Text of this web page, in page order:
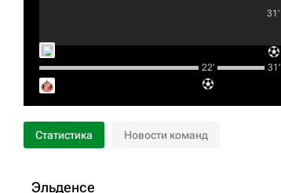
31‎’‎
22‎’‎ 31‎’‎
Статистика Новости команд
Эльденсе